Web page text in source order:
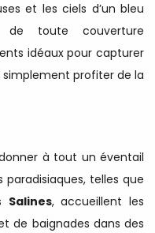
et les ciels d’un bleu
de toute couverture
idéaux pour capturer
profiter de la
à tout un éventail
paradisiaques, telles que
Salines, accueillent les
de baignades dans des